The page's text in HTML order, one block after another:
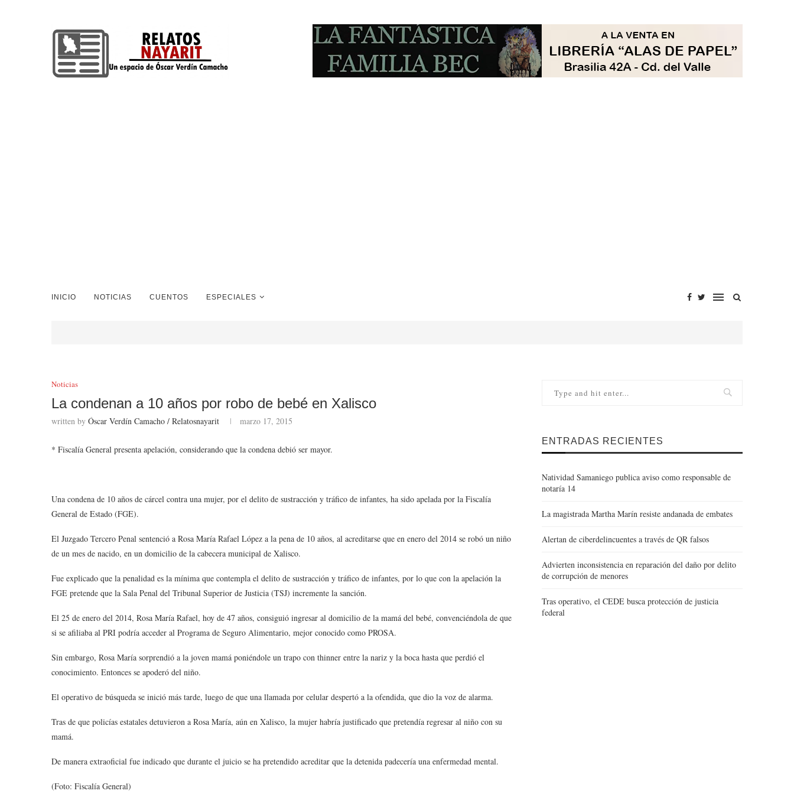
INICIO NOTICIAS CUENTOS ESPECIALES
Noticias
La condenan a 10 años por robo de bebé en Xalisco
written by Óscar Verdín Camacho / Relatosnayarit marzo 17, 2015
* Fiscalía General presenta apelación, considerando que la condena debió ser mayor.
Una condena de 10 años de cárcel contra una mujer, por el delito de sustracción y tráfico de infantes, ha sido apelada por la Fiscalía
General de Estado (FGE).
El Juzgado Tercero Penal sentenció a Rosa María Rafael López a la pena de 10 años, al acreditarse que en enero del 2014 se robó un niño
de un mes de nacido, en un domicilio de la cabecera municipal de Xalisco.
Fue explicado que la penalidad es la mínima que contempla el delito de sustracción y tráfico de infantes, por lo que con la apelación la
FGE pretende que la Sala Penal del Tribunal Superior de Justicia (TSJ) incremente la sanción.
El 25 de enero del 2014, Rosa María Rafael, hoy de 47 años, consiguió ingresar al domicilio de la mamá del bebé, convenciéndola de que
si se afiliaba al PRI podría acceder al Programa de Seguro Alimentario, mejor conocido como PROSA.
Sin embargo, Rosa María sorprendió a la joven mamá poniéndole un trapo con thinner entre la nariz y la boca hasta que perdió el
conocimiento. Entonces se apoderó del niño.
El operativo de búsqueda se inició más tarde, luego de que una llamada por celular despertó a la ofendida, que dio la voz de alarma.
Tras de que policías estatales detuvieron a Rosa María, aún en Xalisco, la mujer habría justificado que pretendía regresar al niño con su
mamá.
De manera extraoficial fue indicado que durante el juicio se ha pretendido acreditar que la detenida padecería una enfermedad mental.
(Foto: Fiscalía General)
ENTRADAS RECIENTES
Natividad Samaniego publica aviso como responsable de
notaría 14
La magistrada Martha Marín resiste andanada de embates
Alertan de ciberdelincuentes a través de QR falsos
Advierten inconsistencia en reparación del daño por delito
de corrupción de menores
Tras operativo, el CEDE busca protección de justicia
federal